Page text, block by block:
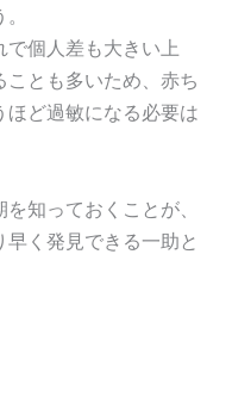
個人差も大きい上
とも多いため、赤ち
ど過敏になる必要は
知っておくことが、
く発見できる一助と